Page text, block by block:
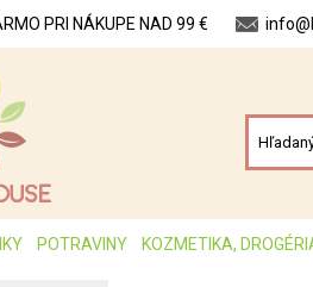
PRI NÁKUPE NAD 99 €
POTRAVINY KOZMETIKA,